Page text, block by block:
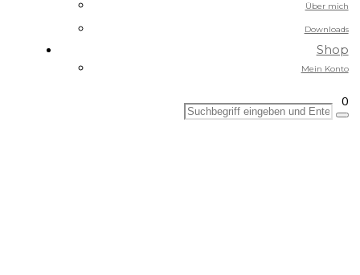
Über mich
Downloads
Shop
Mein Konto
0